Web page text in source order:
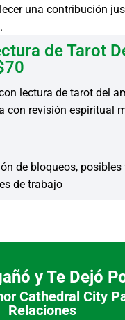
una contribución
de Tarot
lectura de tarot del
con revisión espiritual
de bloqueos, posibles
de trabajo
y Te Dejó
Cathedral City
Relaciones